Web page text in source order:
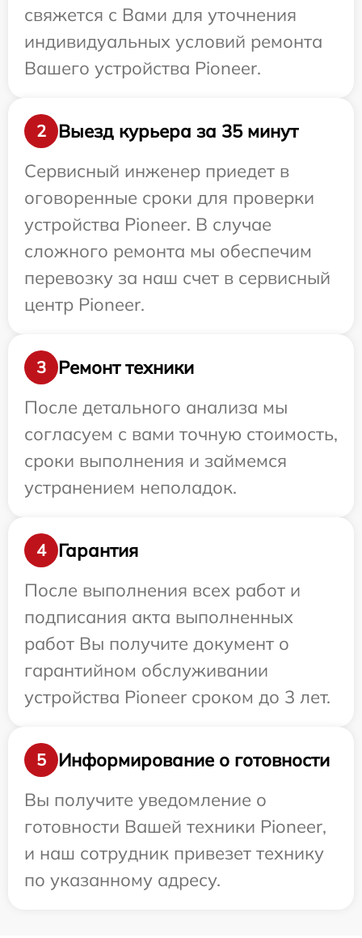
свяжется с Вами для уточнения
индивидуальных условий ремонта
Вашего устройства Pioneer.
2
Выезд курьера за 35 минут
Сервисный инженер приедет в
оговоренные сроки для проверки
устройства Pioneer. В случае
сложного ремонта мы обеспечим
перевозку за наш счет в сервисный
центр Pioneer.
3
Ремонт техники
После детального анализа мы
согласуем с вами точную стоимость,
сроки выполнения и займемся
устранением неполадок.
4
Гарантия
После выполнения всех работ и
подписания акта выполненных
работ Вы получите документ о
гарантийном обслуживании
устройства Pioneer сроком до 3 лет.
5
Информирование о готовности
Вы получите уведомление о
готовности Вашей техники Pioneer,
и наш сотрудник привезет технику
по указанному адресу.